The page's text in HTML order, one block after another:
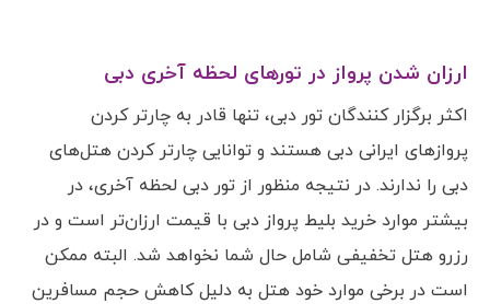
ارزان شدن پرواز در تورهای لحظه آخری دبی
اکثر برگزار کنندگان تور دبی، تنها قادر به چارتر کردن
پروازهای ایرانی دبی هستند و توانایی چارتر کردن هتل‌های
دبی را ندارند. در نتیجه منظور از تور دبی لحظه آخری، در
بیشتر موارد خرید بلیط پرواز دبی با قیمت ارزان‌تر است و در
رزرو هتل تخفیفی شامل حال شما نخواهد شد. البته ممکن
است در برخی موارد خود هتل به دلیل کاهش حجم مسافرین